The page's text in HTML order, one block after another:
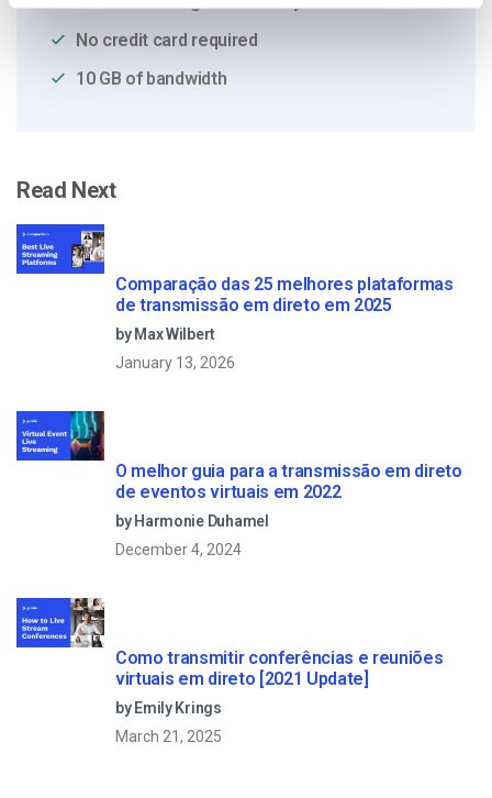
No credit card required
10 GB of bandwidth
Read Next
Comparação das 25 melhores plataformas
de transmissão em direto em 2025
by Max Wilbert
January 13, 2026
O melhor guia para a transmissão em direto
de eventos virtuais em 2022
by Harmonie Duhamel
December 4, 2024
Como transmitir conferências e reuniões
virtuais em direto [2021 Update]
by Emily Krings
March 21, 2025